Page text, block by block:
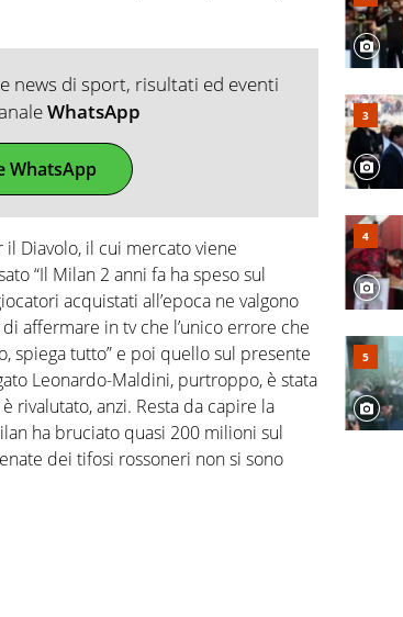
news di sport, risultati ed eventi
WhatsApp
WhatsApp
il Diavolo, il cui mercato viene
“Il Milan 2 anni fa ha speso sul
acquistati all’epoca ne valgono
di affermare in tv che l’unico errore che
spiega tutto” e poi quello sul presente
Leonardo-Maldini, purtroppo, è stata
rivalutato, anzi. Resta da capire la
ha bruciato quasi 200 milioni sul
dei tifosi rossoneri non si sono